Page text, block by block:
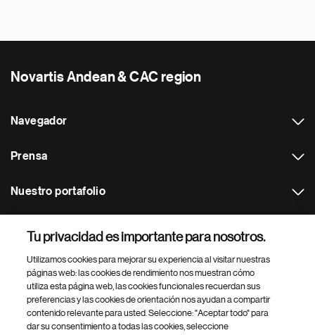
Novartis Andean & CAC region
Navegador
Prensa
Nuestro portafolio
Footer Site Search
Tu privacidad es importante para nosotros.
Utilizamos cookies para mejorar su experiencia al visitar nuestras
páginas web: las cookies de rendimiento nos muestran cómo
utiliza esta página web, las cookies funcionales recuerdan sus
preferencias y las cookies de orientación nos ayudan a compartir
contenido relevante para usted. Seleccione: "Aceptar todo" para
dar su consentimiento a todas las cookies, seleccione